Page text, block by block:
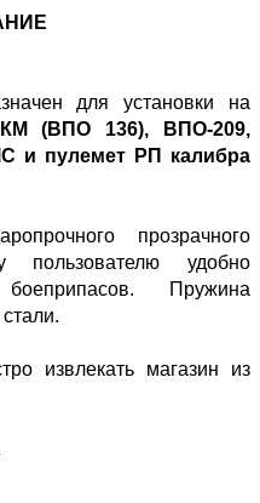
для установки на
(ВПО 136), ВПО-209,
и пулемет РП калибра
прозрачного
пользователю удобно
Пружина
извлекать магазин из